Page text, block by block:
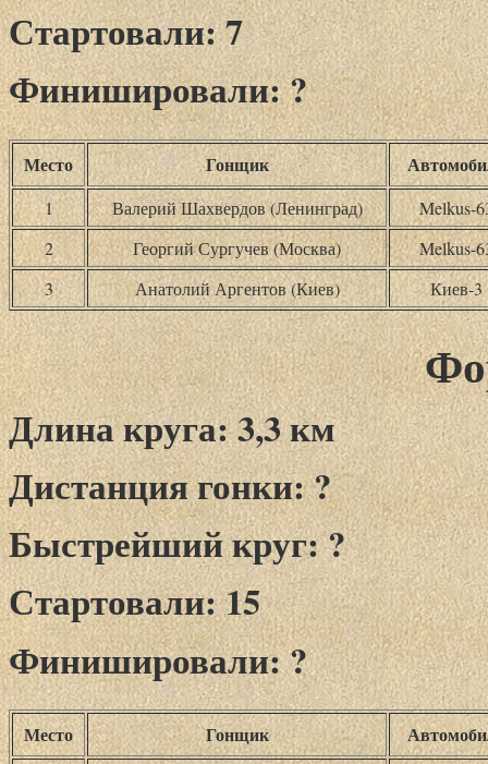
Стартовали: 7
Финишировали: ?
Место Гонщик
1 Валерий Шахвердов (Ленинград)
Melkus-
2
Георгий Сургучев (Москва)
Melkus-
3
Анатолий Аргентов (Киев) Киев-3
Длина круга: 3,3 км
Дистанция гонки: ?
Быстрейший круг: ?
Стартовали: 15
Финишировали: ?
Место Гонщик